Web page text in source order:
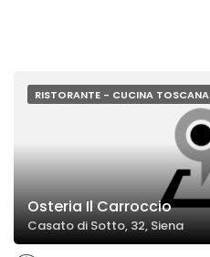
RISTORANTE - CUCINA TOSCANA
Osteria Il Carroccio
Casato di Sotto, 32, Siena